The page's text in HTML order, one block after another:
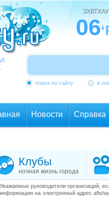
ЗХВТХАУ
06
поиск по сайту в
Новости Справка
Клубы
ночная жизнь города
Уважаемые руководители организаций,
информацию на электронный адрес